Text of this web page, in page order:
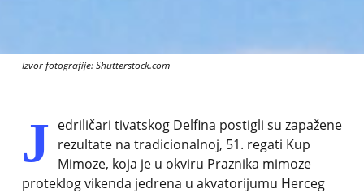
Izvor fotografije: Shutterstock.com
J edriličari tivatskog Delfina postigli su zapažene
rezultate na tradicionalnoj, 51. regati Kup
Mimoze, koja je u okviru Praznika mimoze
proteklog vikenda jedrena u akvatorijumu Herceg